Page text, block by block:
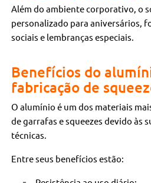
Além do ambiente corporativo, o
personalizado para aniversários,
sociais e lembranças especiais.
Benefícios do
fabricação de
O alumínio é um dos materiais
de garrafas e squeezes devido às
técnicas.
Entre seus benefícios estão: